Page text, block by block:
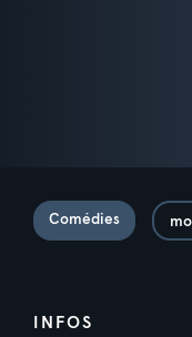
Comédies
INFOS